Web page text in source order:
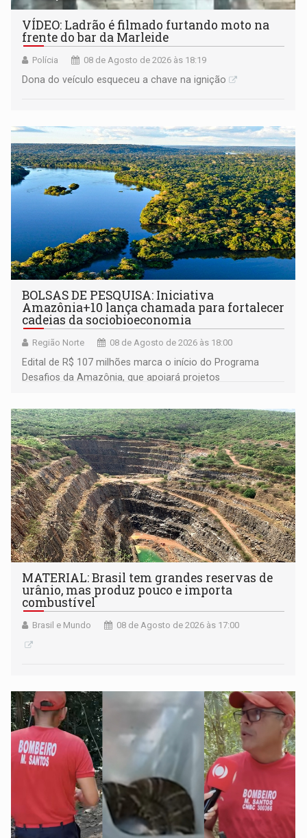
VÍDEO: Ladrão é filmado furtando moto na
frente do bar da Marleide
Polícia 08 de Agosto de 2026 às 18:19
Dona do veículo esqueceu a chave na ignição
BOLSAS DE PESQUISA: Iniciativa
Amazônia+10 lança chamada para fortalecer
cadeias da sociobioeconomia
Região Norte 08 de Agosto de 2026 às 18:00
Edital de R$ 107 milhões marca o início do Programa
Desafios da Amazônia, que apoiará projetos
submissão de pré-propostas poderá ser feita até 1º de
setembro
MATERIAL: Brasil tem grandes reservas de
urânio, mas produz pouco e importa
combustível
Brasil e Mundo 08 de Agosto de 2026 às 17:00